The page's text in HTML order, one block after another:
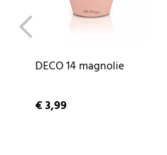
DECO 14 magnolie
€ 3,99